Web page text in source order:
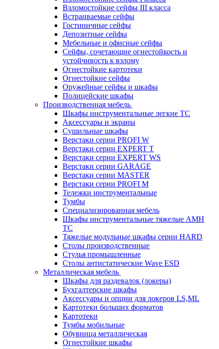
Взломостойкие сейфы III класса
Встраиваемые сейфы
Гостиничные сейфы
Депозитные сейфы
Мебельные и офисные сейфы
Сейфы, сочетающие огнестойкость и
устойчивость к взлому
Огнестойкие картотеки
Огнестойкие сейфы
Оружейные сейфы и шкафы
Полицейские шкафы
Производственная мебель
Шкафы инструментальные легкие ТС
Аксессуары и экраны
Cушильные шкафы
Верстаки серии PROFI W
Верстаки серии EXPERT T
Верстаки серии EXPERT WS
Верстаки серии GARAGE
Верстаки серии MASTER
Верстаки серии PROFI M
Тележки инструментальные
Тумбы
Cпециализированная мебель
Шкафы инструментальные тяжелые AMH
TC
Тяжелые модульные шкафы серии HARD
Столы производственные
Стулья промышленные
Столы антистатические Wave ESD
Металлическая мебель
Шкафы для раздевалок (локеры)
Бухгалтерские шкафы
Аксессуары и опции для локеров LS,ML
Картотеки больших форматов
Картотеки
Тумбы мобильные
Обувница металлическая
Огнестойкие шкафы